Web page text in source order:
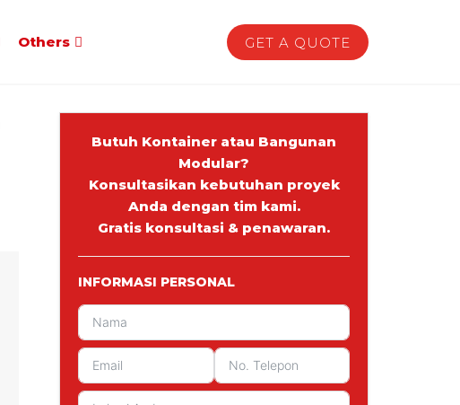
Others GET A QUOTE
Butuh Kontainer atau Bangunan
Modular?
Konsultasikan kebutuhan proyek
Anda dengan tim kami.
Gratis konsultasi & penawaran.
INFORMASI PERSONAL